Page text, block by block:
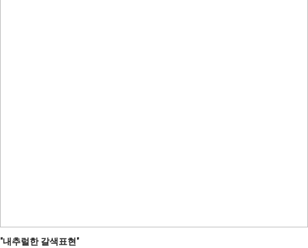
"내추럴한 갈색표현"